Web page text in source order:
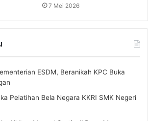
7 Mei 2026
ESDM, Beranikah KPC Buka
Pelatihan Bela Negara KKRI SMK Negeri